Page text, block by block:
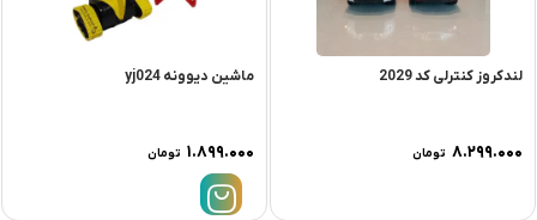
لندکروز کنترلی کد 2029
۸.۲۹۹.۰۰۰ تومان
ماشين ديوونه yj024
۱.۸۹۹.۰۰۰ تومان